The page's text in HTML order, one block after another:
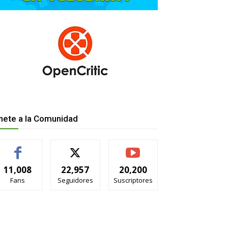
a la Comunidad
11,008
Fans
22,957
Seguidores
20,200
Suscriptores